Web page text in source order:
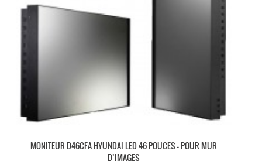
MONITEUR D46CFA HYUNDAI LED 46 POUCES – POUR MUR
D’IMAGES